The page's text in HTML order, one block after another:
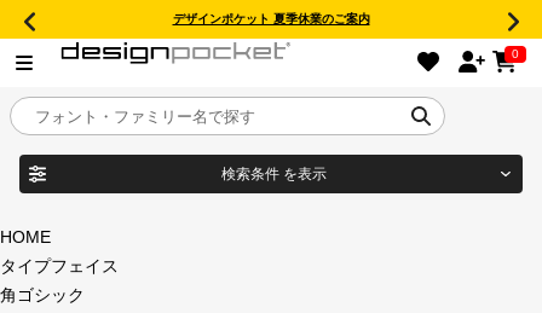
デザインポケット 夏季休業のご案内
0
目的別フォントガイド
特集
検索条件 を表示
HOME
タイプフェイス
角ゴシック